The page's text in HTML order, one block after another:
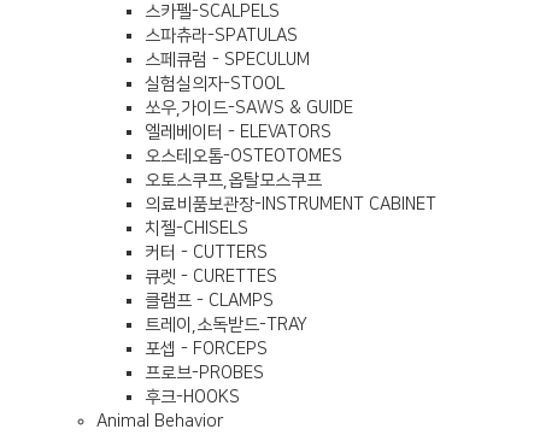
스카펠-SCALPELS
스파츄라-SPATULAS
스페큐럼 - SPECULUM
실험실의자-STOOL
쏘우,가이드-SAWS & GUIDE
엘레베이터 - ELEVATORS
오스테오톰-OSTEOTOMES
오토스쿠프,옵탈모스쿠프
의료비품보관장-INSTRUMENT CABINET
치젤-CHISELS
커터 - CUTTERS
큐렛 - CURETTES
클램프 - CLAMPS
트레이,소독받드-TRAY
포셉 - FORCEPS
프로브-PROBES
후크-HOOKS
Animal Behavior